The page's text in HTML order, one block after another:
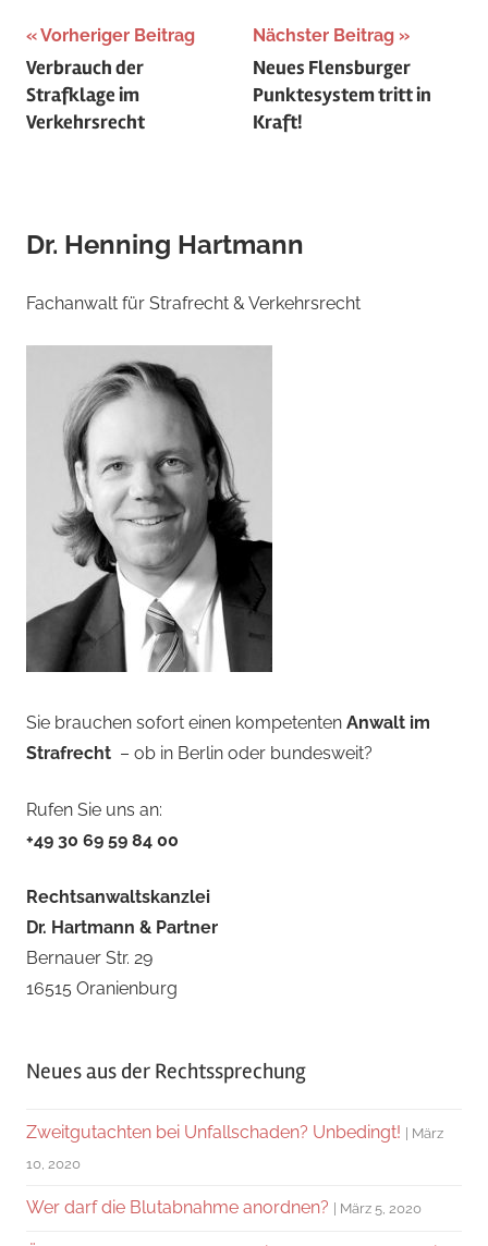
Beitragsnavigation
Vorheriger Beitrag
Verbrauch der
Strafklage im
Verkehrsrecht
Nächster Beitrag
Neues Flensburger
Punktesystem tritt in
Kraft!
Dr. Henning Hartmann
Fachanwalt für Strafrecht & Verkehrsrecht
Sie brauchen sofort einen kompetenten Anwalt im
Strafrecht – ob in Berlin oder bundesweit?
Rufen Sie uns an:
+49 30 69 59 84 00
Rechtsanwaltskanzlei
Dr. Hartmann & Partner
Bernauer Str. 29
16515 Oranienburg
Neues aus der Rechtssprechung
Zweitgutachten bei Unfallschaden? Unbedingt!
März
10, 2020
Wer darf die Blutabnahme anordnen? März 5, 2020